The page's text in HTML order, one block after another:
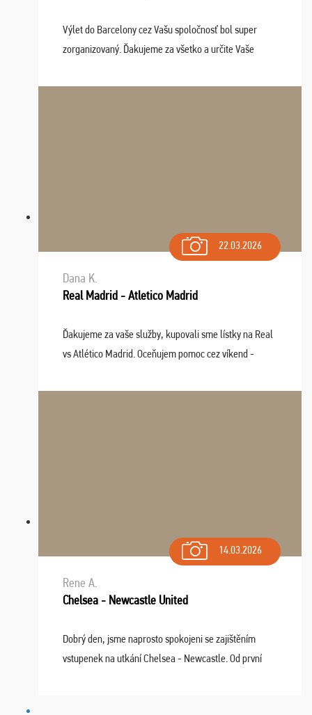
Výlet do Barcelony cez Vašu spoločnosť bol super
zorganizovaný. Ďakujeme za všetko a určite Vaše
22.03.2026
Dana K.
Real Madrid - Atletico Madrid
Ďakujeme za vaše služby, kupovali sme lístky na Real
vs Atlético Madrid. Oceňujem pomoc cez víkend -
spokojnosti. Sedenie bolo dobré, štadión Barnabéu ...
14.03.2026
Rene A.
Chelsea - Newcastle United
Dobrý den, jsme naprosto spokojeni se zajištěním
vstupenek na utkání Chelsea - Newcastle. Od první